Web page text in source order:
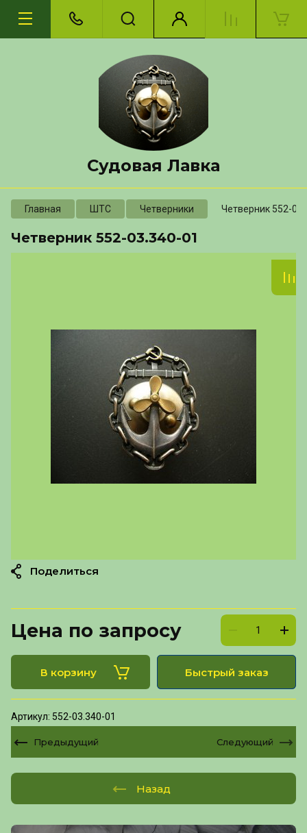
Судовая Лавка
Главная ШТС Четверники Четверник 552-
Четверник 552-03.340-01
Цена по запросу
В корзину Быстрый заказ
Артикул: 552-03.340-01
Поделиться
Предыдущий Следующий
Назад